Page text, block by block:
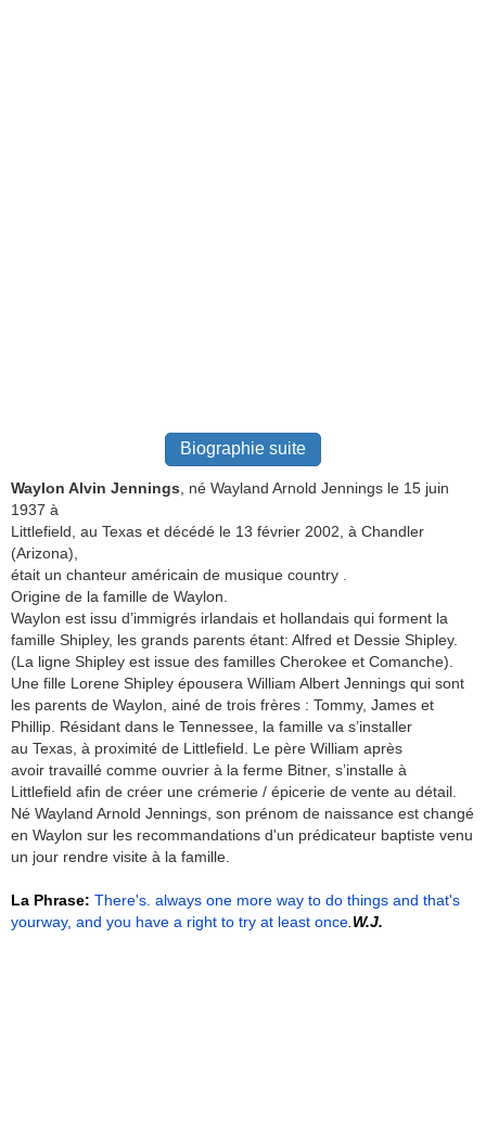
Biographie suite
Waylon Alvin Jennings , né Wayland Arnold Jennings le 15 juin
1937 à
Littlefield, au Texas et décédé le 13 février 2002, à Chandler
(Arizona),
était un chanteur américain de musique country .
Origine de la famille de Waylon.
Waylon est issu d’immigrés irlandais et hollandais qui forment la
famille Shipley, les grands parents étant: Alfred et Dessie Shipley.
(La ligne Shipley est issue des familles Cherokee et Comanche).
Une fille Lorene Shipley épousera William Albert Jennings qui sont
les parents de Waylon, ainé de trois frères : Tommy, James et
Phillip. Résidant dans le Tennessee, la famille va s’installer
au Texas, à proximité de Littlefield. Le père William après
avoir travaillé comme ouvrier à la ferme Bitner, s’installe à
Littlefield afin de créer une crémerie / épicerie de vente au détail.
Né Wayland Arnold Jennings, son prénom de naissance est changé
en Waylon sur les recommandations d'un prédicateur baptiste venu
un jour rendre visite à la famille.
La Phrase: There's. always one more way to do things and that's
yourway, and you have a right to try at least once W.J.